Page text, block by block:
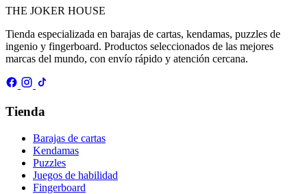
THE JOKER HOUSE
Tienda especializada en barajas de cartas, kendamas, puzzles de
ingenio y fingerboard. Productos seleccionados de las mejores
marcas del mundo, con envío rápido y atención cercana.
Tienda
Barajas de cartas
Kendamas
Puzzles
Juegos de habilidad
Fingerboard